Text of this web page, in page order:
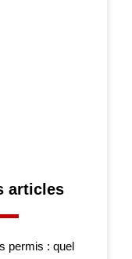
articles
permis : quel